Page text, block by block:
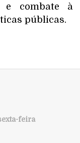
e combate à
públicas.
feira